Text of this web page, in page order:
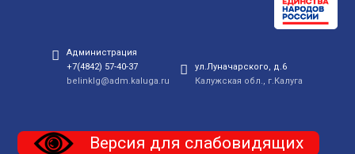
Администрация
+7(4842) 57-40-37
belinklg@adm.kaluga.ru
ул.Луначарского, д.6
Калужская обл., г.Калуга
Версия для слабовидящих